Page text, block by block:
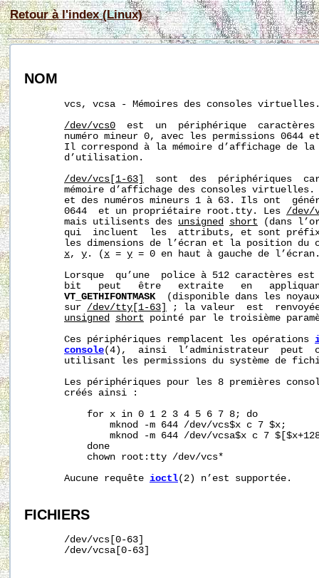
Retour à l'index (Linux)
NOM
vcs, vcsa - Mémoires des consoles
/dev/vcs0
est  un  périphérique
numéro mineur 0, avec les permissions 0644
Il correspond à la mémoire d’affichage de
       d’utilisation.
/dev/vcs[1-63]
sont  des  périphériques
mémoire d’affichage des consoles
et des numéros mineurs 1 à 63. Ils ont
       0644  et un propriétaire root.tty. Les
/dev/
       mais utilisents des
unsigned short (dans
qui  incluent  les  attributs, et sont
les dimensions de l’écran et la position
x, y . ( x = y = 0 en haut à gauche de
Lorsque  qu’une  police à 512 caractères
bit   peut   être   extraite   en
VT_GETHIFONTMASK
(disponible dans les
       sur
/dev/tty[1-63]
; la valeur  est
unsigned
short pointé par le troisième
       Ces périphériques remplacent les opérations
console(4),  ainsi  l’administrateur  peut
utilisant les permissions du système de
Les périphériques pour les 8 premières
       créés ainsi :
           for x in 0 1 2 3 4 5 6 7 8; do
               mknod -m 644 /dev/vcs$x c 7 $x;
mknod -m 644 /dev/vcsa$x c 7
           done
           chown root:tty /dev/vcs*
       Aucune requête
ioctl(2) n’est supportée.
FICHIERS
       /dev/vcs[0-63]
       /dev/vcsa[0-63]